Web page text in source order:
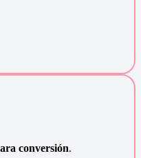
conversión.